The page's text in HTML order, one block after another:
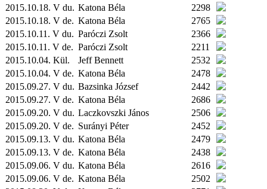
2015.10.18. V du. Katona Béla
2298
2015.10.18. V de. Katona Béla
2765
2015.10.11. V du. Paróczi Zsolt
2366
2015.10.11. V de. Paróczi Zsolt
2211
2015.10.04. Kül. Jeff Bennett
2532
2015.10.04. V de. Katona Béla
2478
2015.09.27. V du. Bazsinka József
2442
2015.09.27. V de. Katona Béla
2686
2015.09.20. V du. Laczkovszki János
2506
2015.09.20. V de. Surányi Péter
2452
2015.09.13. V du. Katona Béla
2479
2015.09.13. V de. Katona Béla
2438
2015.09.06. V du. Katona Béla
2616
2015.09.06. V de. Katona Béla
2502